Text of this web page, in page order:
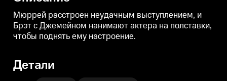
Мюррей расстроен неудачным выступлением, и
Брэт с Джемейном нанимают актера на полставки,
чтобы поднять ему настроение.
Детали